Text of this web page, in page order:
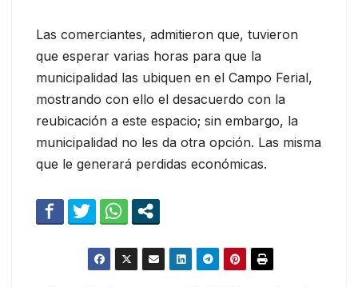
Las comerciantes, admitieron que, tuvieron
que esperar varias horas para que la
municipalidad las ubiquen en el Campo Ferial,
mostrando con ello el desacuerdo con la
reubicación a este espacio; sin embargo, la
municipalidad no les da otra opción. Las misma
que le generará perdidas económicas.